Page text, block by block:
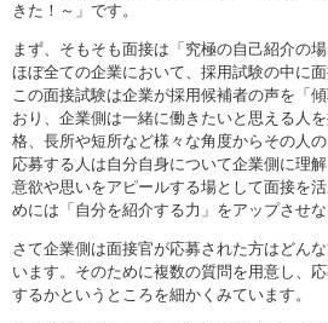
きた！～」です。
まず、そもそも面接は「究極の自己紹介の場
ほぼ全ての企業において、採用試験の中に
この面接試験は企業が採用候補者の声を「
おり、企業側は一緒に働きたいと思える人
格、長所や短所など様々な角度からその人の
応募する人は自分自身について企業側に理
意欲や思いをアピールする場として面接を
めには「自分を紹介する力」をアップさせな
さて企業側は面接官が応募された方はどん
います。そのために複数の質問を用意し、
するかというところを細かくみています。